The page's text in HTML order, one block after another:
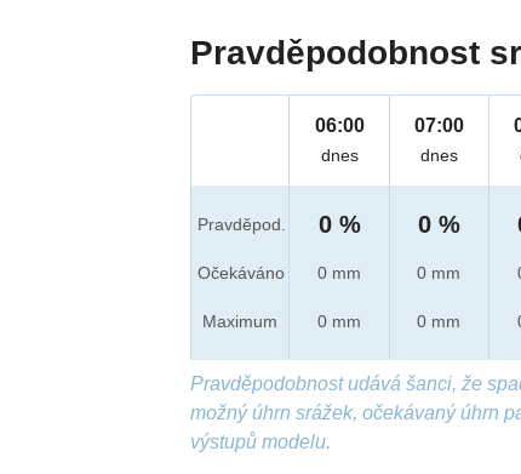
Pravděpodobnost
Pravděpod.
Očekáváno
Maximum
06:00
dnes
0 %
0 mm
0 mm
07:00
dnes
0 %
0 mm
0 mm
Pravděpodobnost udává šanci, že
možný úhrn srážek, očekávaný úhrn
výstupů modelu.